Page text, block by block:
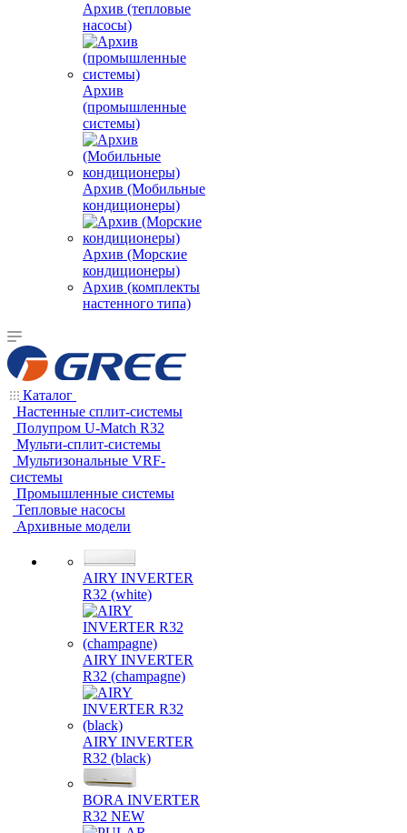
Архив (тепловые
насосы)
Архив
(промышленные
системы)
Архив (Мобильные
кондиционеры)
Архив (Морские
кондиционеры)
Архив (комплекты
настенного типа)
Каталог
Настенные сплит-системы
Полупром U-Match R32
Мульти-сплит-системы
Мультизональные VRF-
системы
Промышленные системы
Тепловые насосы
Архивные модели
AIRY INVERTER
R32 (white)
AIRY INVERTER
R32 (champagne)
AIRY INVERTER
R32 (black)
BORA INVERTER
R32 NEW